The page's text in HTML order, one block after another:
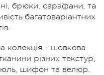
брюки, сарафани, та
багатоваріантних
колекція - шовкова
різних текстур,
шифон та велюр.